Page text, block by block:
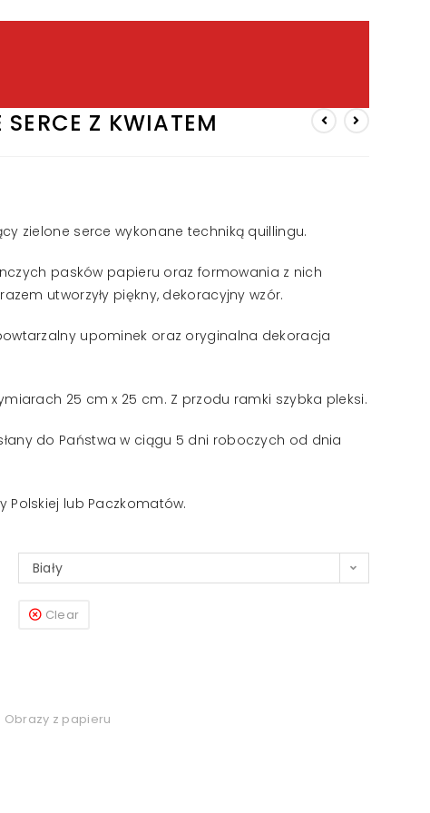
Z KWIATEM
zielone serce wykonane techniką quillingu.
pasków papieru oraz formowania z nich
utworzyły piękny, dekoracyjny wzór.
upominek oraz oryginalna dekoracja
25 cm x 25 cm. Z przodu ramki szybka pleksi.
do Państwa w ciągu 5 dni roboczych od dnia
Polskiej lub Paczkomatów.
Biały
Clear
Obrazy z papieru